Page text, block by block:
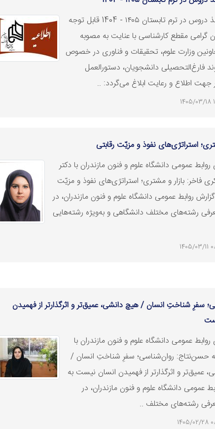
ضوابط اخذ دروس در ترم تابستان ۱۴۰۵ - 1404 قابل توجه
گرامی مقطع کارشناسی با عنایت به مصوبه
وزارت علوم، تحقیقات وفناوری در خصوص
فارغ‌التحصیلی دانشجویان، دستورالعمل
جهت اطلاع و رعایت ابلاغ می‌گردد: ..
استراتژی‌های نفوذ و مزیّت رقابتی
عمومی دانشگاه علوم و فنون مازندران با دکتر
فاخر: بازار و مشتری؛ استراتژی‌های نفوذ و مزیّت
روابط عمومی دانشگاه علوم و فنون مازندران، در
رشته‌های مختلف دانشگاهی و به‌ویژه رشته‌هایی
سفرِ شناختِ انسان / هیچ دانشی، عمیق‌تر و اثرگذارتر از فهمیدن
عمومی دانشگاه علوم و فنون مازندران با
حسن‌نتاج: روان‌شناسی؛ سفرِ شناختِ انسان /
عمیق‌تر و اثرگذارتر از فهمیدن انسان نیست به
عمومی دانشگاه علوم و فنون مازندران، در
رشته‌های مختلف ..